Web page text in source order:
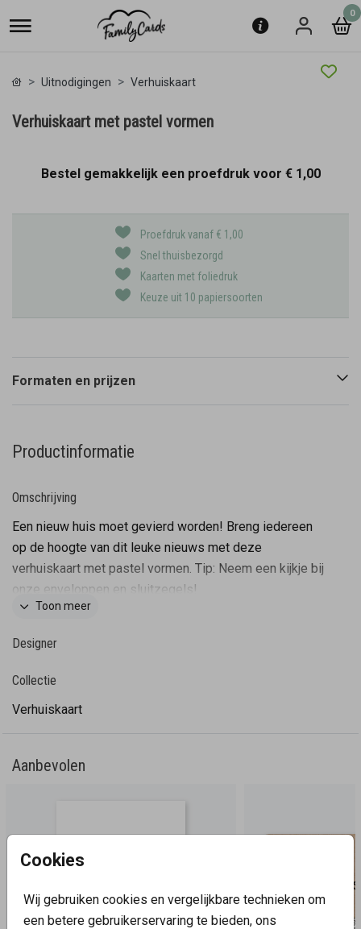
0
Cookies
Wij gebruiken cookies en vergelijkbare technieken om
een betere gebruikerservaring te bieden, ons
Uitnodigingen Verhuiskaart
Verhuiskaart met pastel vormen
Bestel gemakkelijk een proefdruk voor € 1,00
Proefdruk vanaf € 1,00
Snel thuisbezorgd
Kaarten met foliedruk
Keuze uit 10 papiersoorten
Formaten en prijzen
Productinformatie
Omschrijving
Een nieuw huis moet gevierd worden! Breng iedereen
op de hoogte van dit leuke nieuws met deze
verhuiskaart met pastel vormen. Tip: Neem een kijkje bij
onze enveloppen en sluitzegels!
Toon meer
Designer
Collectie
Verhuiskaart
Aanbevolen